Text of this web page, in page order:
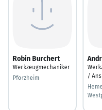
Robin Burchert
Werkzeugmechaniker
Pforzheim
/